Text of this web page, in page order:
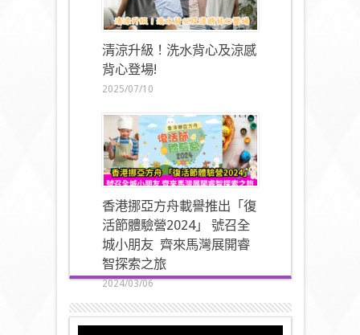
清涼升級！洗水背心及涼感
背心登場!
2025/07/10
香港挪亞方舟載譽推出「復
活節體驗營2024」 號召全
城小朋友 齊來馬灣展開睿
智探索之旅
2024/03/06